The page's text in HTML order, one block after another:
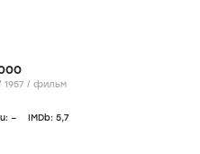
/ 1957 / фильм
– IMDb: 5,7